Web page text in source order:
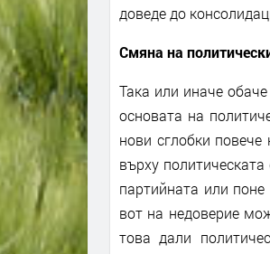
доведе до
Смяна на
Така или иначе
основата на
нови сглобки
върху
партийната или
вот на недоверие
това дали